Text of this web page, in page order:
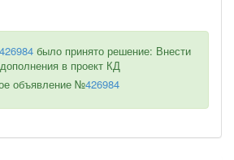
426984 было принято решение: Внести
в проект КД
объявление №426984